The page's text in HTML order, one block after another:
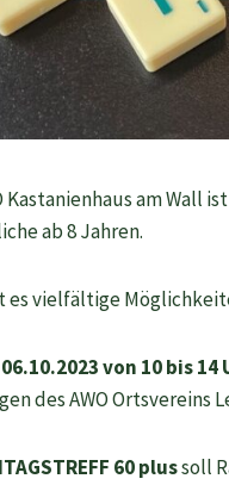
Kastanienhaus am Wall
ab 8 Jahren.
es vielfältige
von 10 bis 14
des AWO Ortsvereins
60 plussoll